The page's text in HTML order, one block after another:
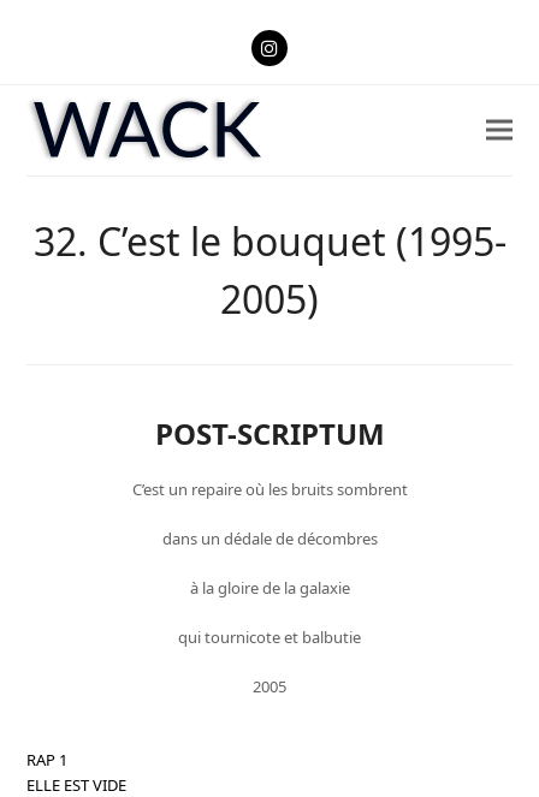
Instagram
32. C’est le bouquet (1995-
2005)
POST-SCRIPTUM
C’est un repaire où les bruits sombrent
dans un dédale de décombres
à la gloire de la galaxie
qui tournicote et balbutie
2005
RAP 1
ELLE EST VIDE